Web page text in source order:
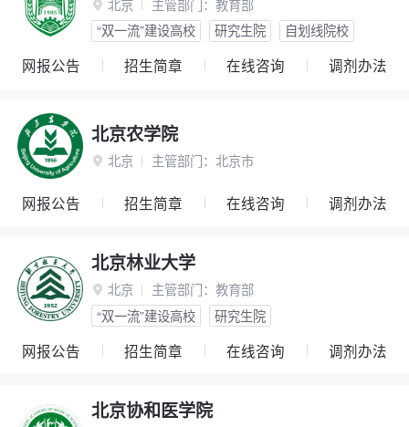
 北京 主管部门： 教育部
“双一流”建设高校
研究生院 自划线院校
网报公告 招生简章 在线咨询 调剂办法
北京农学院
 北京 主管部门： 北京市
网报公告 招生简章 在线咨询 调剂办法
北京林业大学
 北京 主管部门： 教育部
“双一流”建设高校
研究生院
网报公告 招生简章 在线咨询 调剂办法
北京协和医学院